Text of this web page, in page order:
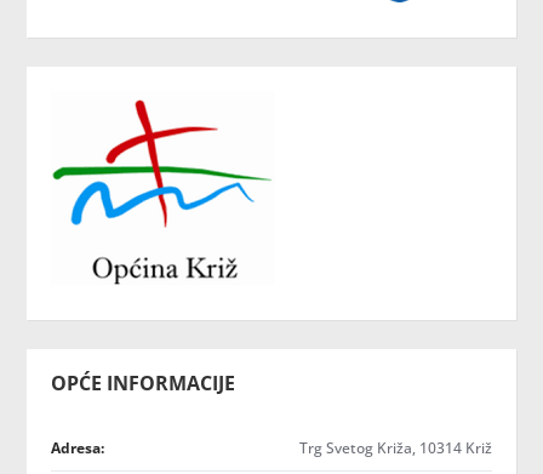
OPĆE INFORMACIJE
Adresa: Trg Svetog Križa, 10314 Križ